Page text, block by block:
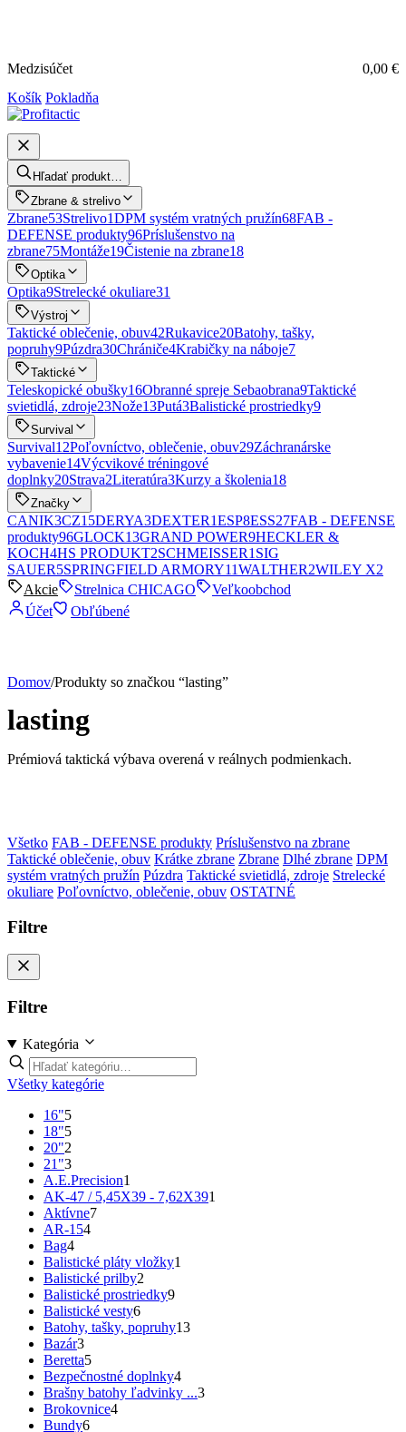
Medzisúčet 0,00 €
Košík Pokladňa
Hľadať produkt…
Zbrane & strelivo
Zbrane53Strelivo1DPM systém vratných pružín68FAB -
DEFENSE produkty96Príslušenstvo na
zbrane75Montáže19Čistenie na zbrane18
Optika
Optika9Strelecké okuliare31
Výstroj
Taktické oblečenie, obuv42Rukavice20Batohy, tašky,
popruhy9Púzdra30Chrániče4Krabičky na náboje7
Taktické
Teleskopické obušky16Obranné spreje Sebaobrana9Taktické
svietidlá, zdroje23Nože13Putá3Balistické prostriedky9
Survival
Survival12Poľovníctvo, oblečenie, obuv29Záchranárske
vybavenie14Výcvikové tréningové
doplnky20Strava2Literatúra3Kurzy a školenia18
Značky
CANIK3CZ15DERYA3DEXTER1ESP8ESS27FAB - DEFENSE
produkty96GLOCK13GRAND POWER9HECKLER &
KOCH4HS PRODUKT2SCHMEISSER1 SIG
SAUER5SPRINGFIELD ARMORY11WALTHER2WILEY X2
Akcie
Strelnica CHICAGO
Veľkoobchod
Účet
Obľúbené
Domov/Produkty so značkou “lasting”
lasting
Prémiová taktická výbava overená v reálnych podmienkach.
Všetko FAB - DEFENSE produkty Príslušenstvo na zbrane
Taktické oblečenie, obuv Krátke zbrane Zbrane Dlhé zbrane DPM
systém vratných pružín Púzdra Taktické svietidlá, zdroje Strelecké
okuliare Poľovníctvo, oblečenie, obuv OSTATNÉ
Filtre
Filtre
Kategória
Všetky kategórie
16"5
18"5
20"2
21"3
A.E.Precision1
AK-47 / 5,45X39 - 7,62X391
Aktívne7
AR-154
Bag4
Balistické pláty vložky1
Balistické prilby2
Balistické prostriedky9
Balistické vesty6
Batohy, tašky, popruhy13
Bazár3
Beretta5
Bezpečnostné doplnky4
Brašny batohy ľadvinky ...3
Brokovnice4
Bundy6